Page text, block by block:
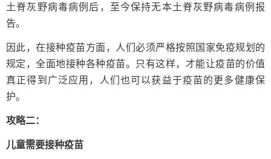
土脊灰野病毒病例后，至今保持无本土脊灰野病毒病例报
告。
因此，在接种疫苗方面，人们必须严格按照国家免疫规划的
规定，全面地接种各种疫苗。只有这样，才能让疫苗的价值
真正得到广泛应用，人们也可以获益于疫苗的更多健康保
护。
攻略二：
儿童需要接种疫苗